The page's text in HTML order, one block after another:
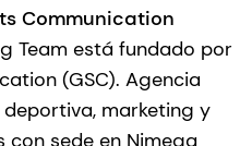
Communication
Team está fundado por
(GSC). Agencia
marketing y